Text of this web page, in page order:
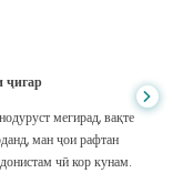
ҷигар
мегирад, вақте
ман ҷои рафтан
чӣ кор кунам.